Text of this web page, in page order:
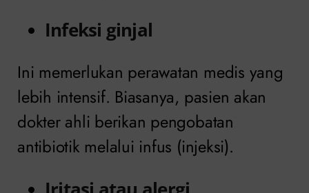
Infeksi ginjal
Ini memerlukan perawatan medis yang
lebih intensif. Biasanya, pasien akan
dokter ahli berikan pengobatan
antibiotik melalui infus (injeksi).